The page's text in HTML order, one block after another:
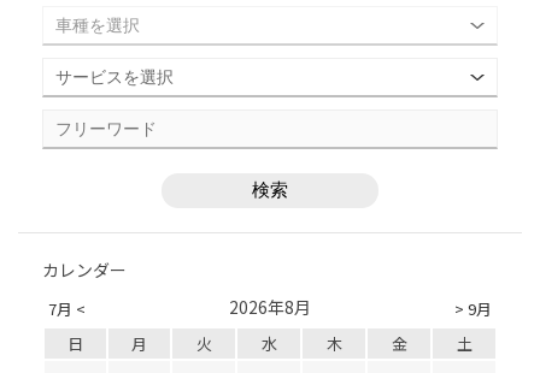
カレンダー
7月 < > 9月
2026年8月
日 月 火 水 木 金
土